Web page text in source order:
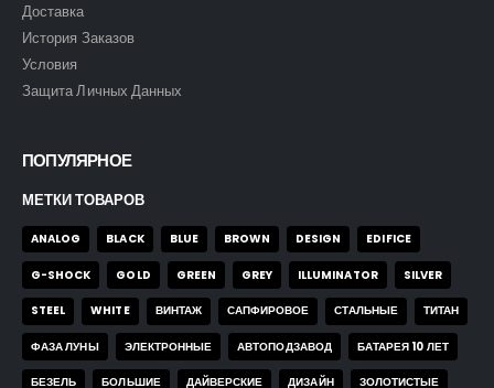
Доставка
История Заказов
Условия
Защита Личных Данных
ПОПУЛЯРНОЕ
МЕТКИ ТОВАРОВ
ANALOG BLACK BLUE BROWN DESIGN EDIFICE
G-SHOCK GOLD GREEN GREY ILLUMINATOR SILVER
STEEL WHITE ВИНТАЖ САПФИРОВОЕ СТАЛЬНЫЕ ТИТАН
ФАЗА ЛУНЫ ЭЛЕКТРОННЫЕ АВТОПОДЗАВОД БАТАРЕЯ 10 ЛЕТ
БЕЗЕЛЬ БОЛЬШИЕ ДАЙВЕРСКИЕ ДИЗАЙН ЗОЛОТИСТЫЕ